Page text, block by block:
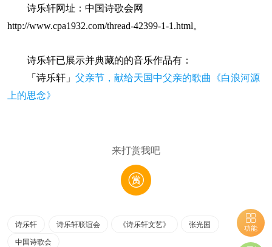
诗乐轩网址：中国诗歌会网
http://www.cpa1932.com/thread-42399-1-1.html。
诗乐轩已展示并典藏的的音乐作品有：
「诗乐轩」父亲节，献给天国中父亲的歌曲《白浪河源
上的思念》
来打赏我吧
诗乐轩 诗乐轩联谊会 《诗乐轩文艺》
张光国
中国诗歌会
功能